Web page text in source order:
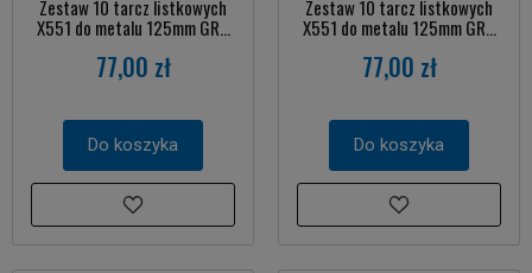
Zestaw 10 tarcz listkowych
X551 do metalu 125mm GR...
77,00 zł
Do koszyka
Zestaw 10 tarcz listkowych
X551 do metalu 125mm GR...
77,00 zł
Do koszyka